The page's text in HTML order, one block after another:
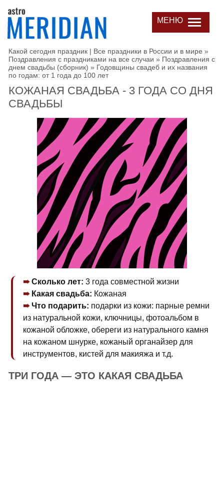
МЕНЮ
Какой сегодня праздник | Все праздники в России и в мире »
Поздравления с праздниками на все случаи » Поздравления с
днем свадьбы (сборник) » Годовщины свадеб и их названия
по годам: от 1 года до 100 лет
КОЖАНАЯ СВАДЬБА - 3 ГОДА СО ДНЯ
СВАДЬБЫ
Сколько лет: 3 года совместной жизни
Какая свадьба: Кожаная
Что подарить: подарки из кожи: парные ремни
из натуральной кожи, ключницы, фотоальбом в
кожаной обложке, обереги из натурального камня
на кожаном шнурке, кожаный органайзер для
инструментов, кистей для макияжа и т.д.
ТРИ ГОДА — ЭТО КАКАЯ СВАДЬБА